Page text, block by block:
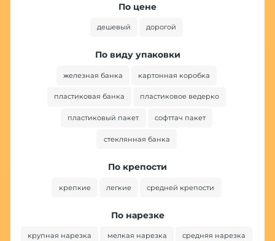
По цене
дешевый дорогой
По виду упаковки
железная банка картонная коробка
пластиковая банка пластиковое ведерко
пластиковый пакет софттач пакет
стеклянная банка
По крепости
крепкие легкие средней крепости
По нарезке
крупная нарезка мелкая нарезка средняя нарезка